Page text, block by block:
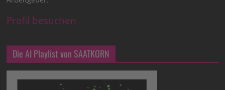
Profil besuchen
Die AI Playlist von SAATKORN